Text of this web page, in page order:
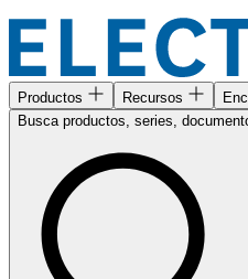
Productos Recursos
Busca productos, series,